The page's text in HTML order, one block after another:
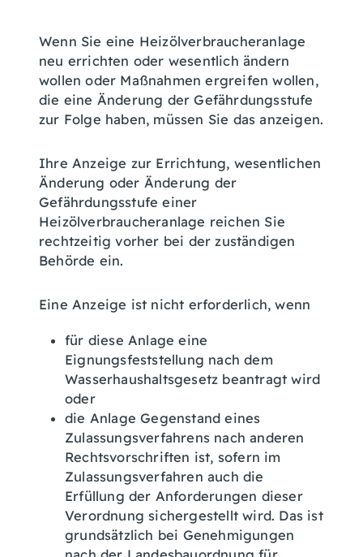
Wenn Sie eine Heizölverbraucheranlage
neu errichten oder wesentlich ändern
wollen oder Maßnahmen ergreifen wollen,
die eine Änderung der Gefährdungsstufe
zur Folge haben, müssen Sie das anzeigen.
Ihre Anzeige zur Errichtung, wesentlichen
Änderung oder Änderung der
Gefährdungsstufe einer
Heizölverbraucheranlage reichen Sie
rechtzeitig vorher bei der zuständigen
Behörde ein.
Eine Anzeige ist nicht erforderlich, wenn
für diese Anlage eine
Eignungsfeststellung nach dem
Wasserhaushaltsgesetz beantragt wird
oder
die Anlage Gegenstand eines
Zulassungsverfahrens nach anderen
Rechtsvorschriften ist, sofern im
Zulassungsverfahren auch die
Erfüllung der Anforderungen dieser
Verordnung sichergestellt wird. Das ist
grundsätzlich bei Genehmigungen